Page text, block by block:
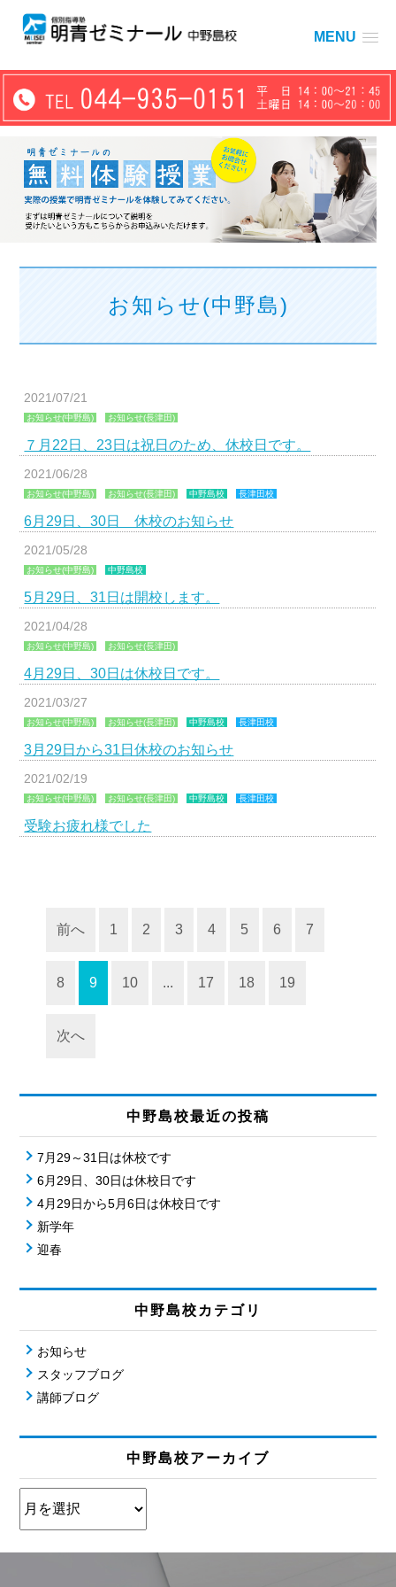
MENU
お知らせ(中野島)
2021/07/21
お知らせ(中野島) お知らせ(長津田)
７月22日、23日は祝日のため、休校日です。
2021/06/28
お知らせ(中野島) お知らせ(長津田) 中野島校 長津田校
6月29日、30日 休校のお知らせ
2021/05/28
お知らせ(中野島) 中野島校
5月29日、31日は開校します。
2021/04/28
お知らせ(中野島) お知らせ(長津田)
4月29日、30日は休校日です。
2021/03/27
お知らせ(中野島) お知らせ(長津田) 中野島校 長津田校
3月29日から31日休校のお知らせ
2021/02/19
お知らせ(中野島) お知らせ(長津田) 中野島校 長津田校
受験お疲れ様でした
前へ 1 2 3 4 5 6 7
8 9 10 ... 17 18 19
次へ
中野島校最近の投稿
7月29～31日は休校です
6月29日、30日は休校日です
4月29日から5月6日は休校日です
新学年
迎春
中野島校カテゴリ
お知らせ
スタッフブログ
講師ブログ
中野島校アーカイブ